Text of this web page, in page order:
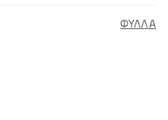
ΦΥΛΛΑ